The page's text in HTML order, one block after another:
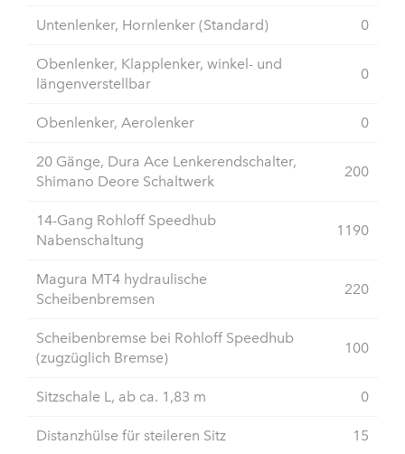
Untenlenker, Hornlenker (Standard) 0
Obenlenker, Klapplenker, winkel- und
längenverstellbar
0
Obenlenker, Aerolenker 0
20 Gänge, Dura Ace Lenkerendschalter,
Shimano Deore Schaltwerk
200
14-Gang Rohloff Speedhub
Nabenschaltung
1190
Magura MT4 hydraulische
Scheibenbremsen
220
Scheibenbremse bei Rohloff Speedhub
(zugzüglich Bremse)
100
Sitzschale L, ab ca. 1,83 m 0
Distanzhülse für steileren Sitz 15